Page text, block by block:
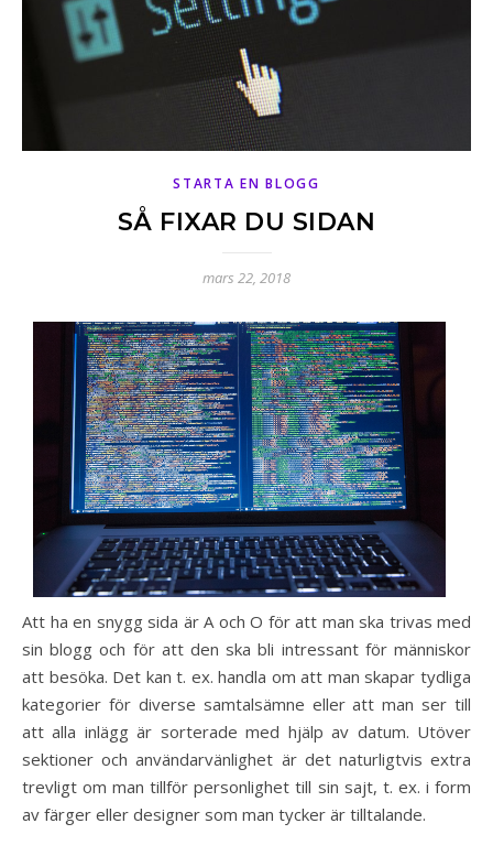
STARTA EN BLOGG
SÅ FIXAR DU SIDAN
mars 22, 2018
Att ha en snygg sida är A och O för att man ska trivas med
sin blogg och för att den ska bli intressant för människor
att besöka. Det kan t. ex. handla om att man skapar tydliga
kategorier för diverse samtalsämne eller att man ser till
att alla inlägg är sorterade med hjälp av datum. Utöver
sektioner och användarvänlighet är det naturligtvis extra
trevligt om man tillför personlighet till sin sajt, t. ex. i form
av färger eller designer som man tycker är tilltalande.